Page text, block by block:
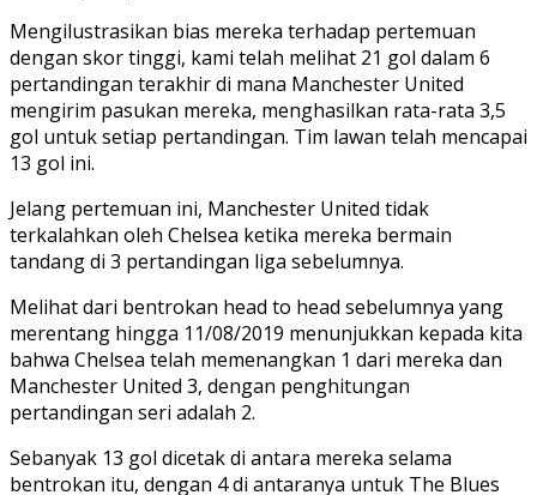
Mengilustrasikan bias mereka terhadap pertemuan
dengan skor tinggi, kami telah melihat 21 gol dalam 6
pertandingan terakhir di mana Manchester United
mengirim pasukan mereka, menghasilkan rata-rata 3,5
gol untuk setiap pertandingan. Tim lawan telah mencapai
13 gol ini.
Jelang pertemuan ini, Manchester United tidak
terkalahkan oleh Chelsea ketika mereka bermain
tandang di 3 pertandingan liga sebelumnya.
Melihat dari bentrokan head to head sebelumnya yang
merentang hingga 11/08/2019 menunjukkan kepada kita
bahwa Chelsea telah memenangkan 1 dari mereka dan
Manchester United 3, dengan penghitungan
pertandingan seri adalah 2.
Sebanyak 13 gol dicetak di antara mereka selama
bentrokan itu, dengan 4 di antaranya untuk The Blues